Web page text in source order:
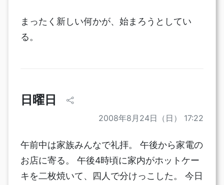
まったく新しい何かが、始まろうとしてい
る。
日曜日
2008年8月24日（日） 17:22
午前中は家族みんなで礼拝。 午後から家電の
お店に寄る。 午後4時頃に家内がホットケー
キを二枚焼いて、四人で分けっこした。 今日